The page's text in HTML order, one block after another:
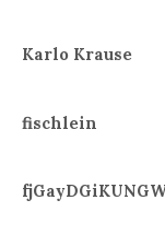
Karlo Krause
fischlein